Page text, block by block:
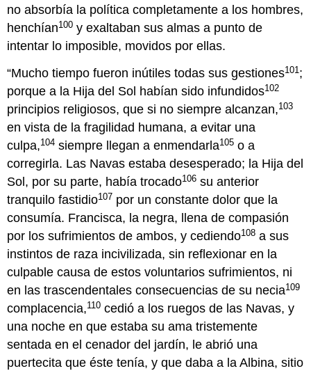
no absorbía la política completamente a los hombres,
henchían100 y exaltaban sus almas a punto de
intentar lo imposible, movidos por ellas.
“Mucho tiempo fueron inútiles todas sus gestiones101 ;
porque a la Hija del Sol habían sido infundidos102
principios religiosos, que si no siempre alcanzan,103
en vista de la fragilidad humana, a evitar una
culpa,104 siempre llegan a enmendarla105 o a
corregirla. Las Navas estaba desesperado; la Hija del
Sol, por su parte, había trocado106 su anterior
tranquilo fastidio107 por un constante dolor que la
consumía. Francisca, la negra, llena de compasión
por los sufrimientos de ambos, y cediendo108 a sus
instintos de raza incivilizada, sin reflexionar en la
culpable causa de estos voluntarios sufrimientos, ni
en las trascendentales consecuencias de su necia109
complacencia,110 cedió a los ruegos de las Navas, y
una noche en que estaba su ama tristemente
sentada en el cenador del jardín, le abrió una
puertecita que éste tenía, y que daba a la Albina, sitio